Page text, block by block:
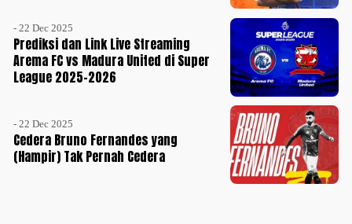
- 22 Dec 2025
Prediksi dan Link Live Streaming
Arema FC vs Madura United di Super
League 2025-2026
- 22 Dec 2025
Cedera Bruno Fernandes yang
(Hampir) Tak Pernah Cedera